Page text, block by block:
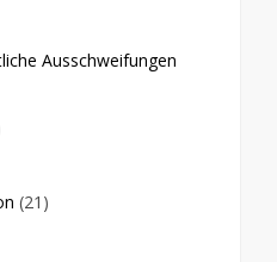
Ausschweifungen
(21)